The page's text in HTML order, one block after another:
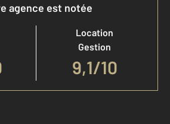
agence est notée
Location
Gestion
9,1/10